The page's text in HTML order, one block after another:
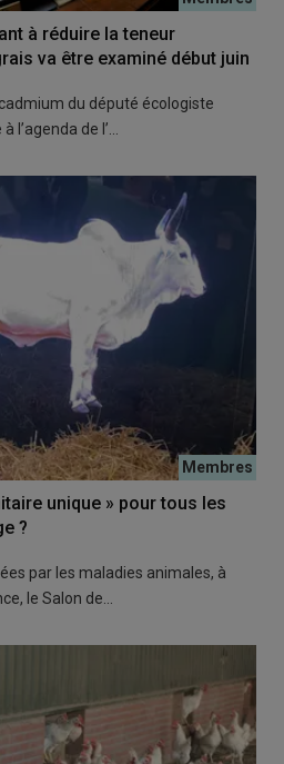
à réduire la teneur
va être examiné début juin
du député écologiste
l’agenda de l’…
unique » pour tous les
?
par les maladies animales, à
le Salon de…